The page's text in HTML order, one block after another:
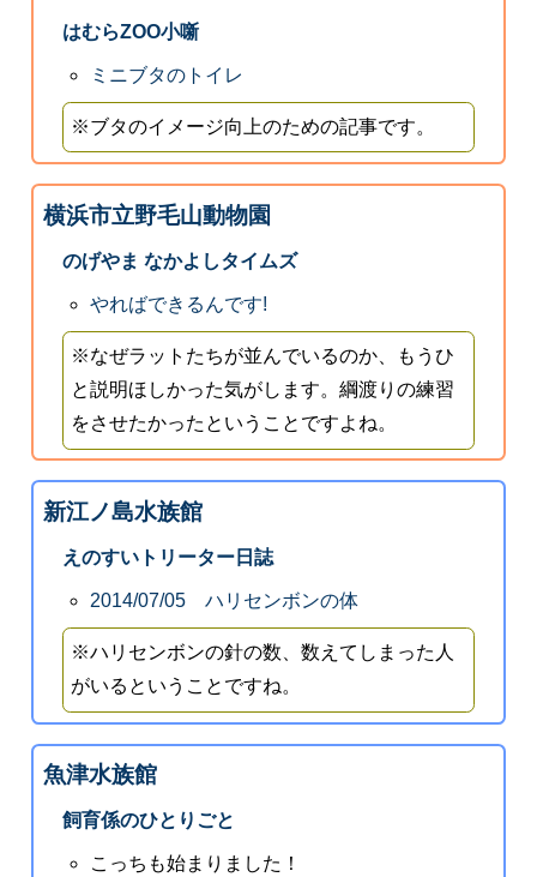
はむらZOO小噺
ミニブタのトイレ
※ブタのイメージ向上のための記事です。
横浜市立野毛山動物園
のげやま なかよしタイムズ
やればできるんです!
※なぜラットたちが並んでいるのか、もうひ
と説明ほしかった気がします。綱渡りの練習
をさせたかったということですよね。
新江ノ島水族館
えのすいトリーター日誌
2014/07/05 ハリセンボンの体
※ハリセンボンの針の数、数えてしまった人
がいるということですね。
魚津水族館
飼育係のひとりごと
こっちも始まりました！